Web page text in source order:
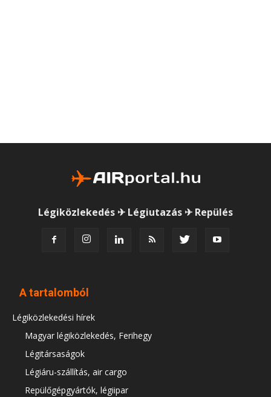
Légiközlekedés ✈ Légiutazás ✈ Repülés
A tartalomból
Légiközlekedési hírek
Magyar légiközlekedés, Ferihegy
Légitársaságok
Légiáru-szállítás, air cargo
Repülőgépgyártók, légiipar